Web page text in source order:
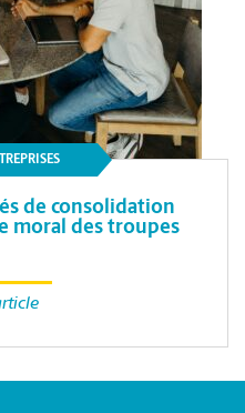
de consolidation
moral des troupes